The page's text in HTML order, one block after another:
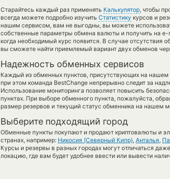
Старайтесь каждый раз применять Калькулятор, чтобы
всегда можете подробно изучить Статистику курсов и
нашим сервисом, вам не выгодны, вы можете
собственные параметры обмена валюты и получить на
когда необходимый курс появится. В случае
вы сможете найти приемлемый вариант двух обменов
Надежность обменных сервисов
Каждый из обменных пунктов, присутствующих на
при этом команда BestChange непрерывно следит за
Использование мониторинга позволяет повысить
пунктах. При выборе обменного пункта, пожалуйста,
размер резервов и текущий статус обменника на нашем
Выберите подходящий город
Обменные пункты покупают и продают криптовалюты и
странах, например: Никосия (Северный Кипр), Анталья,
Курсы и резервы в разных городах могут отличаться
локацию, где вам будет удобнее ввести или вывести